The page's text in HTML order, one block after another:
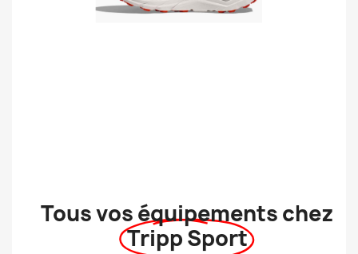
Tous vos équipements chez
Tripp Sport